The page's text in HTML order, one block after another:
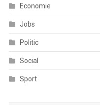
Economie
Jobs
Politic
Social
Sport